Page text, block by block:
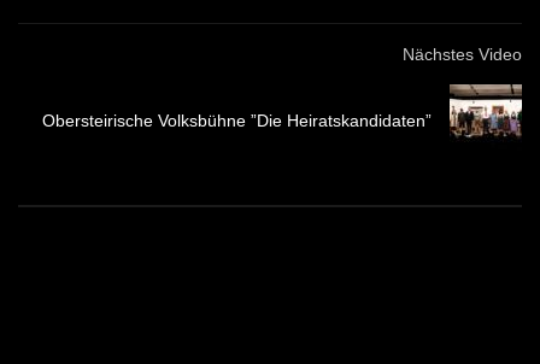
Nächstes Video
Obersteirische Volksbühne ”Die Heiratskandidaten”